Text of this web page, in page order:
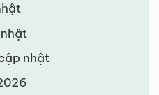
nhật